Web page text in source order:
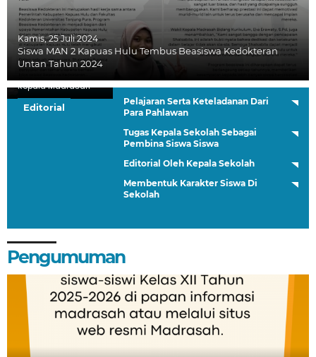
Kamis, 25 Juli 2024
Siswa MAN 2 Kapuas Hulu Tembus Beasiswa Kedokteran
Untan Tahun 2024
Editorial
Kepala Madrasah
Pelajaran Serta Keteladanan Dari
Para Pahlawan
Tugas Kepala Sekolah Sebagai
Pembina Siswa Siswa
Editorial Oleh Kepala Sekolah
Membentuk Karakter Siswa Di
Sekolah
Pengumuman